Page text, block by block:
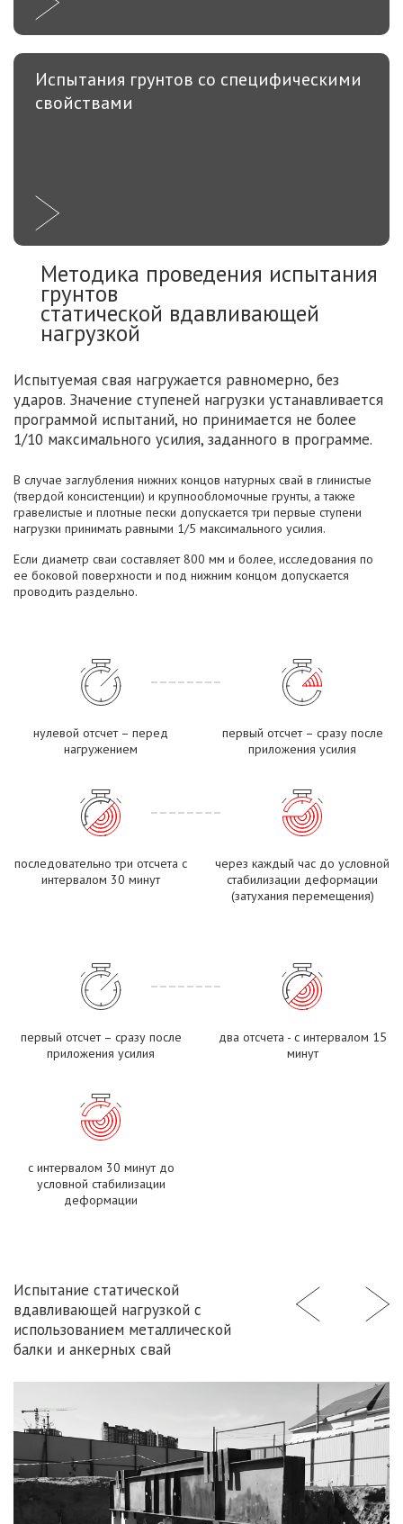
Испытания грунтов со специфическими
свойствами
Методика проведения испытания
грунтов
статической вдавливающей
нагрузкой
Испытуемая свая нагружается равномерно, без
ударов. Значение ступеней нагрузки устанавливается
программой испытаний, но принимается не более
1/10 максимального усилия, заданного в программе.
В случае заглубления нижних концов натурных свай в глинистые
(твердой консистенции) и крупнообломочные грунты, а также
гравелистые и плотные пески допускается три первые ступени
нагрузки принимать равными 1/5 максимального усилия.
Если диаметр сваи составляет 800 мм и более, исследования по
ее боковой поверхности и под нижним концом допускается
проводить раздельно.
нулевой отсчет – перед
нагружением
первый отсчет – сразу после
приложения усилия
последовательно три отсчета с
интервалом 30 минут
через каждый час до условной
стабилизации деформации
(затухания перемещения)
первый отсчет – сразу после
приложения усилия
два отсчета - с интервалом 15
минут
с интервалом 30 минут до
условной стабилизации
деформации
Испытание статической
вдавливающей нагрузкой с
использованием металлической
балки и анкерных свай